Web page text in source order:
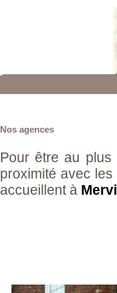
Nos agences
Pour être au
proximité avec
accueillent à